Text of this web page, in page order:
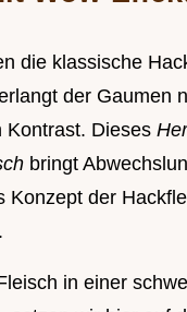
die klassische
der Gaumen
Kontrast. Dieses
bringt
Konzept der
in einer